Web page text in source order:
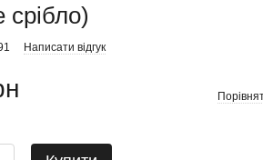
срібло)
Написати відгук